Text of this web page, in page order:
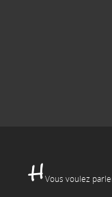
Vous voulez